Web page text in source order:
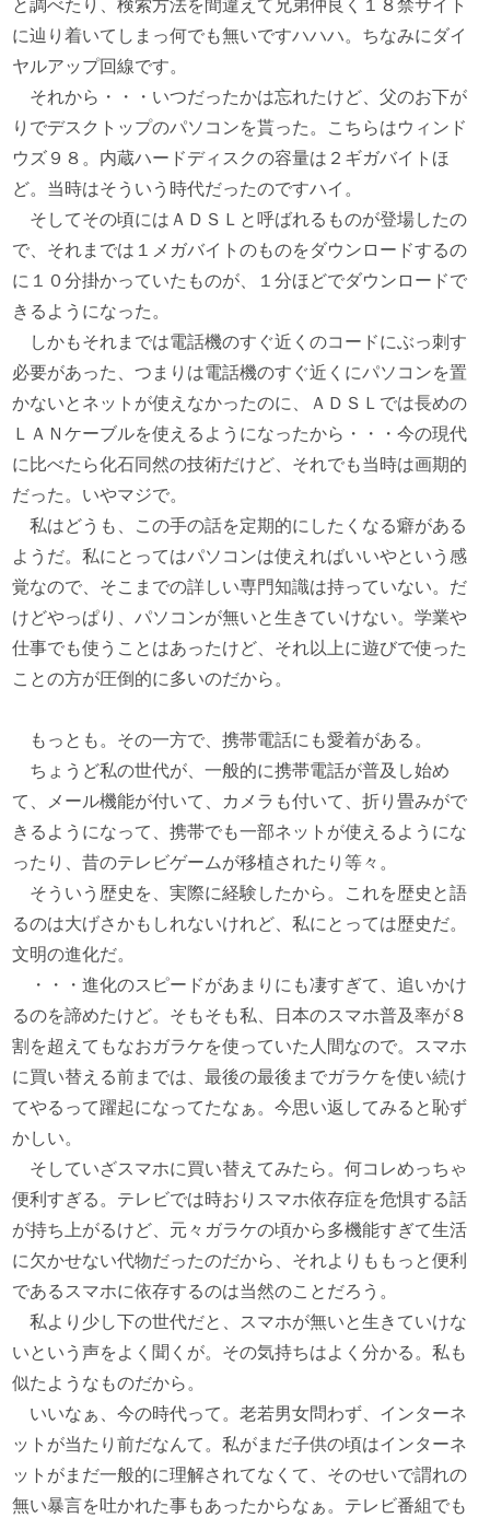
と調べたり、検索方法を間違えて兄弟仲良く１８禁サイト
に辿り着いてしまっ何でも無いですハハハ。ちなみにダイ
ヤルアップ回線です。
それから・・・いつだったかは忘れたけど、父のお下が
りでデスクトップのパソコンを貰った。こちらはウィンド
ウズ９８。内蔵ハードディスクの容量は２ギガバイトほ
ど。当時はそういう時代だったのですハイ。
そしてその頃にはＡＤＳＬと呼ばれるものが登場したの
で、それまでは１メガバイトのものをダウンロードするの
に１０分掛かっていたものが、１分ほどでダウンロードで
きるようになった。
しかもそれまでは電話機のすぐ近くのコードにぶっ刺す
必要があった、つまりは電話機のすぐ近くにパソコンを置
かないとネットが使えなかったのに、ＡＤＳＬでは長めの
ＬＡＮケーブルを使えるようになったから・・・今の現代
に比べたら化石同然の技術だけど、それでも当時は画期的
だった。いやマジで。
私はどうも、この手の話を定期的にしたくなる癖がある
ようだ。私にとってはパソコンは使えればいいやという感
覚なので、そこまでの詳しい専門知識は持っていない。だ
けどやっぱり、パソコンが無いと生きていけない。学業や
仕事でも使うことはあったけど、それ以上に遊びで使った
ことの方が圧倒的に多いのだから。
もっとも。その一方で、携帯電話にも愛着がある。
ちょうど私の世代が、一般的に携帯電話が普及し始め
て、メール機能が付いて、カメラも付いて、折り畳みがで
きるようになって、携帯でも一部ネットが使えるようにな
ったり、昔のテレビゲームが移植されたり等々。
そういう歴史を、実際に経験したから。これを歴史と語
るのは大げさかもしれないけれど、私にとっては歴史だ。
文明の進化だ。
・・・進化のスピードがあまりにも凄すぎて、追いかけ
るのを諦めたけど。そもそも私、日本のスマホ普及率が８
割を超えてもなおガラケを使っていた人間なので。スマホ
に買い替える前までは、最後の最後までガラケを使い続け
てやるって躍起になってたなぁ。今思い返してみると恥ず
かしい。
そしていざスマホに買い替えてみたら。何コレめっちゃ
便利すぎる。テレビでは時おりスマホ依存症を危惧する話
が持ち上がるけど、元々ガラケの頃から多機能すぎて生活
に欠かせない代物だったのだから、それよりももっと便利
であるスマホに依存するのは当然のことだろう。
私より少し下の世代だと、スマホが無いと生きていけな
いという声をよく聞くが。その気持ちはよく分かる。私も
似たようなものだから。
いいなぁ、今の時代って。老若男女問わず、インターネ
ットが当たり前だなんて。私がまだ子供の頃はインターネ
ットがまだ一般的に理解されてなくて、そのせいで謂れの
無い暴言を吐かれた事もあったからなぁ。テレビ番組でも